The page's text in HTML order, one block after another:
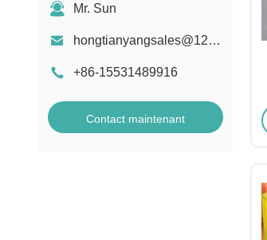
Mr. Sun
hongtianyangsales@126.com
+86-15531489916
Contact maintenant